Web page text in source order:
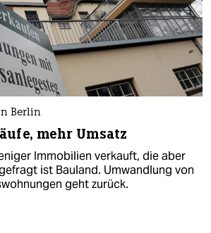
Berlin
mehr Umsatz
Immobilien verkauft, die aber
ist Bauland. Umwandlung von
geht zurück.